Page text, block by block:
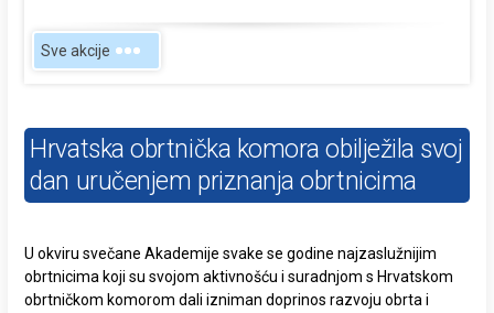
Sve akcije
Hrvatska obrtnička komora obilježila svoj
dan uručenjem priznanja obrtnicima
U okviru svečane Akademije svake se godine najzaslužnijim
obrtnicima koji su svojom aktivnošću i suradnjom s Hrvatskom
obrtničkom komorom dali izniman doprinos razvoju obrta i